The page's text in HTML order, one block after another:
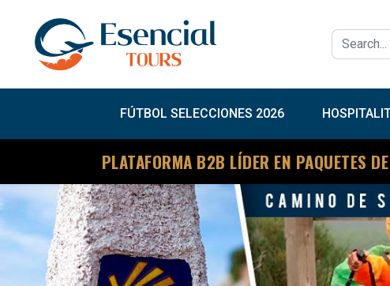
FÚTBOL SELECCIONES 2026
PLATAFORMA B2B LÍDER EN PAQUETES